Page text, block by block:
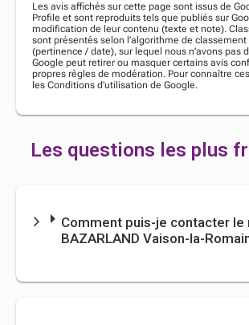
Les avis affichés sur cette page sont issus de
Profile et sont reproduits tels que publiés sur
modification de leur contenu (texte et note).
sont présentés selon l’algorithme de classement
(pertinence / date), sur lequel nous n’avons pas
Google peut retirer ou masquer certains avis
propres règles de modération. Pour connaître
les Conditions d’utilisation de Google.
Les questions les plus
Comment puis-je contacter le
BAZARLAND Vaison-la-